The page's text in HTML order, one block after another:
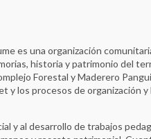
es una organización
historia y patrimonio del
Forestal y Maderero
y los procesos de organización
y al desarrollo de trabajos